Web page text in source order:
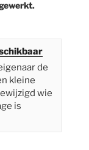
de
kleine
wie
is